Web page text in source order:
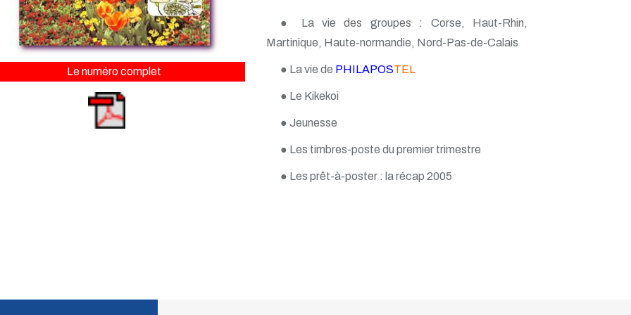
Le numéro complet
● La vie des groupes : Corse, Haut-Rhin,
Martinique, Haute-normandie, Nord-Pas-de-Calais
● La vie de PHILAPOSTEL
● Le Kikekoi
● Jeunesse
● Les timbres-poste du premier trimestre
● Les prêt-à-poster : la récap 2005